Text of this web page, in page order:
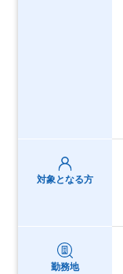
対象となる方
勤務地